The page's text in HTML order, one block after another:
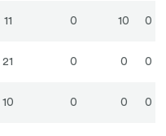
11 0 10 0
21 0 0 0
10 0 0 0